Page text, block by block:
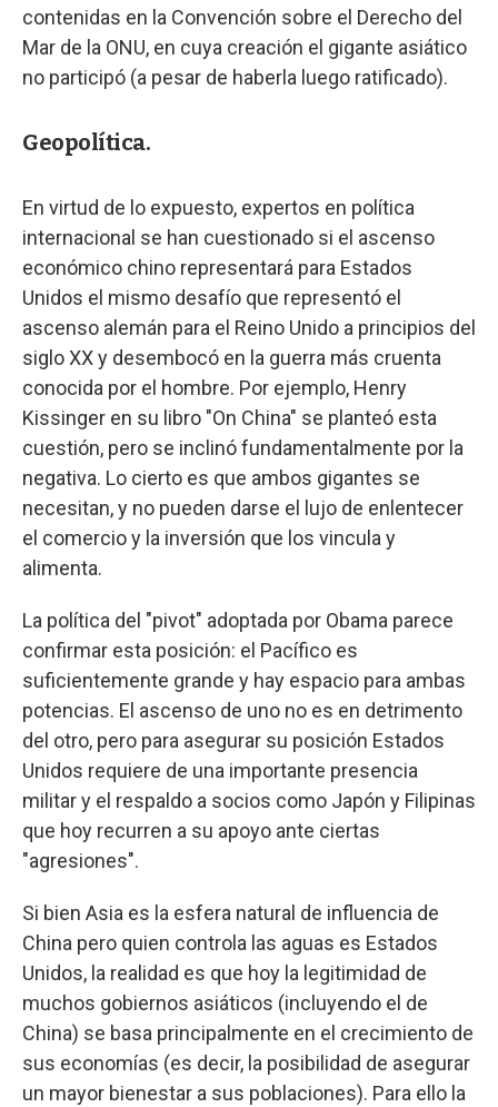
contenidas en la Convención sobre el Derecho del
Mar de la ONU, en cuya creación el gigante asiático
no participó (a pesar de haberla luego ratificado).
Geopolítica.
En virtud de lo expuesto, expertos en política
internacional se han cuestionado si el ascenso
económico chino representará para Estados
Unidos el mismo desafío que representó el
ascenso alemán para el Reino Unido a principios del
siglo XX y desembocó en la guerra más cruenta
conocida por el hombre. Por ejemplo, Henry
Kissinger en su libro "On China" se planteó esta
cuestión, pero se inclinó fundamentalmente por la
negativa. Lo cierto es que ambos gigantes se
necesitan, y no pueden darse el lujo de enlentecer
el comercio y la inversión que los vincula y
alimenta.
La política del "pivot" adoptada por Obama parece
confirmar esta posición: el Pacífico es
suficientemente grande y hay espacio para ambas
potencias. El ascenso de uno no es en detrimento
del otro, pero para asegurar su posición Estados
Unidos requiere de una importante presencia
militar y el respaldo a socios como Japón y Filipinas
que hoy recurren a su apoyo ante ciertas
"agresiones".
Si bien Asia es la esfera natural de influencia de
China pero quien controla las aguas es Estados
Unidos, la realidad es que hoy la legitimidad de
muchos gobiernos asiáticos (incluyendo el de
China) se basa principalmente en el crecimiento de
sus economías (es decir, la posibilidad de asegurar
un mayor bienestar a sus poblaciones). Para ello la